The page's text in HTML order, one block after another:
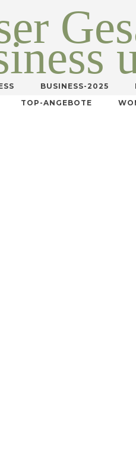
BUSINESS-2025
TOP-ANGEBOTE